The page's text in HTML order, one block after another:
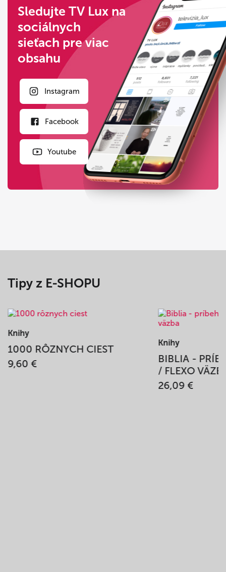
Sledujte TV Lux na
sociálnych
sieťach pre viac
obsahu
Instagram
Facebook
Youtube
Tipy z E-SHOPU
Knihy
1000 RÔZNYCH CIEST
9,60 €
Knihy
BIBLIA -
/ FLEXO
26,09 €